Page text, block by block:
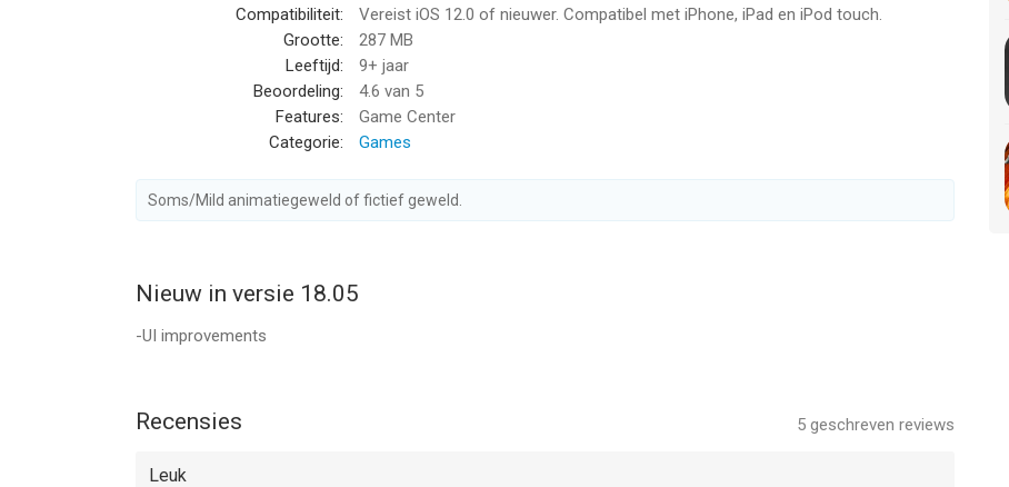
Compatibiliteit:
Vereist iOS 12.0 of nieuwer. Compatibel met iPhone, iPad en iPod touch.
Grootte:
287 MB
Leeftijd:
9+ jaar
Beoordeling:
4.6 van 5
Features:
Game Center
Categorie:
Games
Soms/Mild animatiegeweld of fictief geweld.
Nieuw in versie 18.05
-UI improvements
5 geschreven reviews
Recensies
Leuk